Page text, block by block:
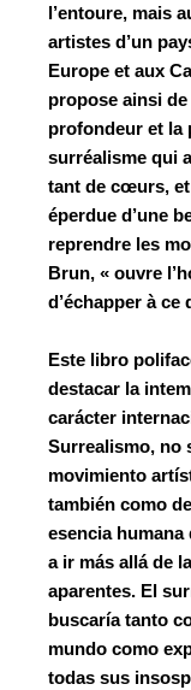
l’entoure, mais
artistes d’un
Europe et aux
propose ainsi
profondeur et la
surréalisme qui
tant de cœurs,
éperdue d’une
reprendre les
Brun, « ouvre
d’échapper à ce
Este libro
destacar la
carácter
Surrealismo, no
movimiento
también como
esencia
a ir más allá de
aparentes. El
buscaría tanto
mundo como
todas sus